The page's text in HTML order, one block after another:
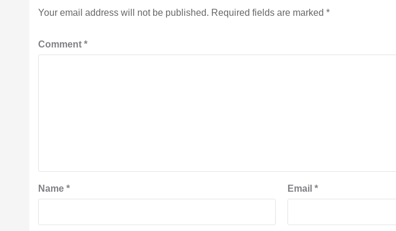
Your email address will not be published. Required fields are marked*
Comment*
Name* Email*